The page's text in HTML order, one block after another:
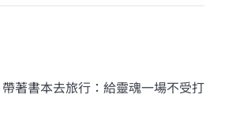
著書本去旅行：給靈魂一場不受打